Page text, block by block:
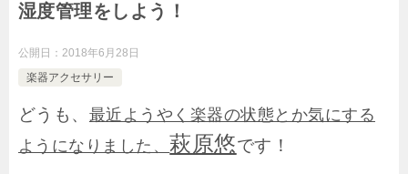
湿度管理をしよう！
公開日： 2018年6月28日
楽器アクセサリー
どうも、 最近ようやく楽器の状態とか気にする
ようになりました、 萩原悠です！